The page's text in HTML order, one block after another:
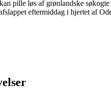
pille løs af grønlandske
eftermiddag i hjertet af